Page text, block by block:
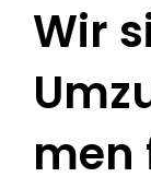
Wir
men